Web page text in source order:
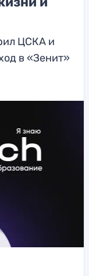
ЦСКА и
в «Зенит»